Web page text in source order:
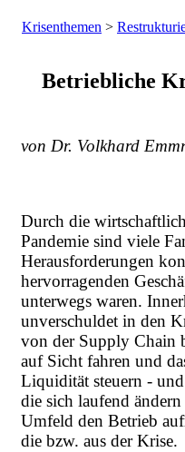
Krisenthemen >
Betriebliche
von Dr. Volkhard
Durch die
Pandemie sind viele
Herausforderungen
hervorragenden
unterwegs waren.
unverschuldet in den
von der Supply Chain
auf Sicht fahren und
Liquidität steuern -
die sich laufend
Umfeld den Betrieb
die bzw. aus der Krise.